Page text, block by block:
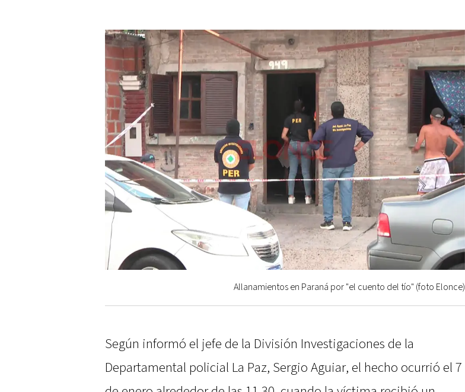
Allanamientos en Paraná por "el cuento del tío" (foto Elonce)
Según informó el jefe de la División Investigaciones de la
Departamental policial La Paz, Sergio Aguiar, el hecho ocurrió el 7